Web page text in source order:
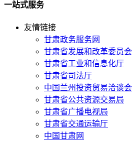
一站式服务
友情链接
甘肃政务服务网
甘肃省发展和改革委员会
甘肃省工业和信息化厅
甘肃省司法厅
中国兰州投资贸易洽谈会
甘肃省公共资源交易局
甘肃省广播电视局
甘肃省交通运输厅
中国甘肃网